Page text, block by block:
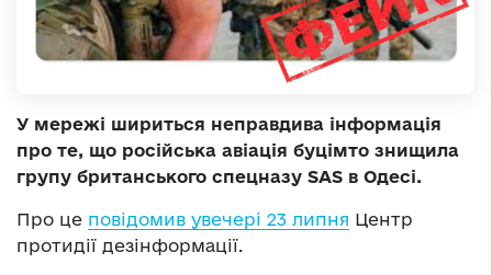
У мережі шириться неправдива інформація
про те, що російська авіація буцімто знищила
групу британського спецназу SAS в Одесі.
Про це повідомив увечері 23 липня Центр
протидії дезінформації.